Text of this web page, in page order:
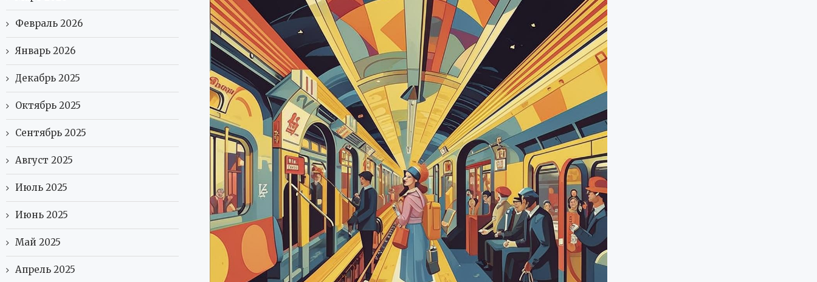
Февраль 2026
Январь 2026
Декабрь 2025
Октябрь 2025
Сентябрь 2025
Август 2025
Июль 2025
Июнь 2025
Май 2025
Апрель 2025